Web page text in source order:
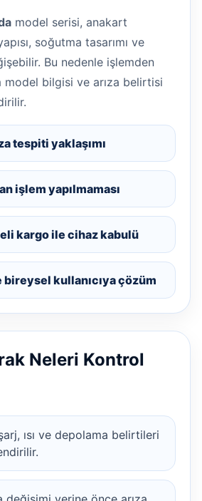
model serisi, anakart
soğutma tasarımı ve
Bu nedenle işlemden
model bilgisi ve arıza belirtisi
tespiti yaklaşımı
işlem yapılmaması
kargo ile cihaz kabulü
bireysel kullanıcıya çözüm
Neleri Kontrol
ısı ve depolama belirtileri